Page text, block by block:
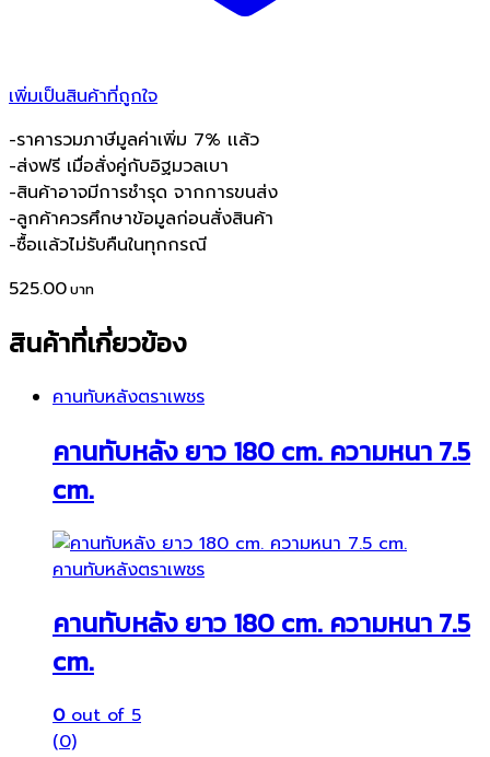
เพิ่มเป็นสินค้าที่ถูกใจ
-ราคารวมภาษีมูลค่าเพิ่ม 7% เเล้ว
-ส่งฟรี เมื่อสั่งคู่กับอิฐมวลเบา
-สินค้าอาจมีการชำรุด จากการขนส่ง
-ลูกค้าควรศึกษาข้อมูลก่อนสั่งสินค้า
-ซื้อเเล้วไม่รับคืนในทุกกรณี
525.00
สินค้าที่เกี่ยวข้อง
คานทับหลังตราเพชร
คานทับหลัง ยาว 180 cm. ความหนา 7.5
cm.
คานทับหลังตราเพชร
คานทับหลัง ยาว 180 cm. ความหนา 7.5
cm.
0out of 5
(0)